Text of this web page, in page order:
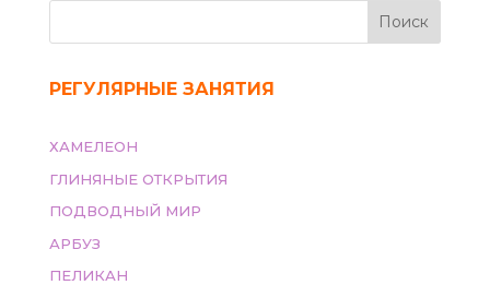
Поиск
РЕГУЛЯРНЫЕ ЗАНЯТИЯ
ХАМЕЛЕОН
ГЛИНЯНЫЕ ОТКРЫТИЯ
ПОДВОДНЫЙ МИР
АРБУЗ
ПЕЛИКАН